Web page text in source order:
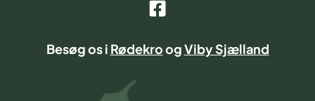
Besøg os i RødekroogViby Sjælland